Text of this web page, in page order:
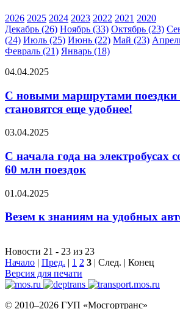
2026 2025 2024 2023 2022 2021 2020
Декабрь (26) Ноябрь (33) Октябрь (23)
(24) Июль (25) Июнь (22) Май (23)
Февраль (21) Январь (18)
04.04.2025
С новыми маршрутами поездки
становятся еще удобнее!
03.04.2025
С начала года на электробусах
60 млн поездок
01.04.2025
Везем к знаниям на удобных
Новости 21 - 23 из 23
Начало | Пред. | 1 2 3 | След. | Конец
Версия для печати
© 2010–2026 ГУП «Мосгортранс»